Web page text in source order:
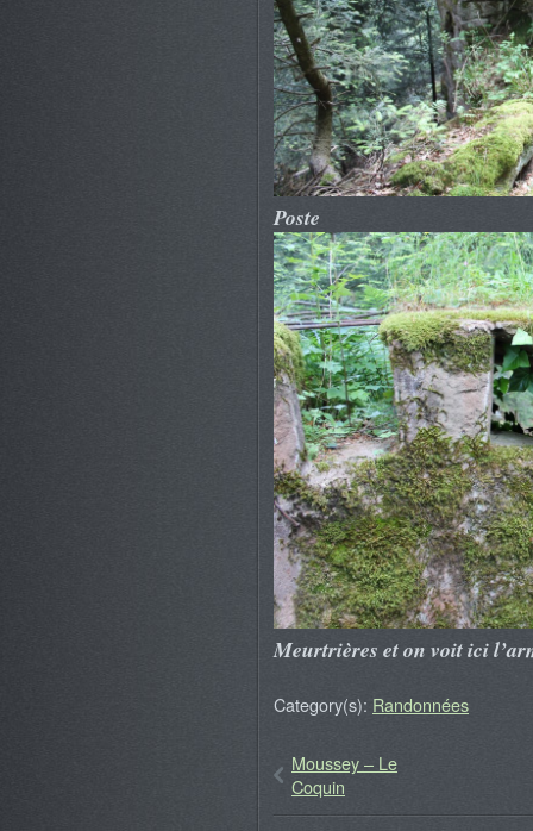
Poste
Meurtrières et on voit ici
Category(s): Randonnées
Moussey – Le
Coquin